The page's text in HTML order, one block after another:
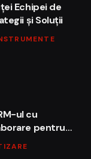
Echipei de
și Soluții
ul cu
pentru